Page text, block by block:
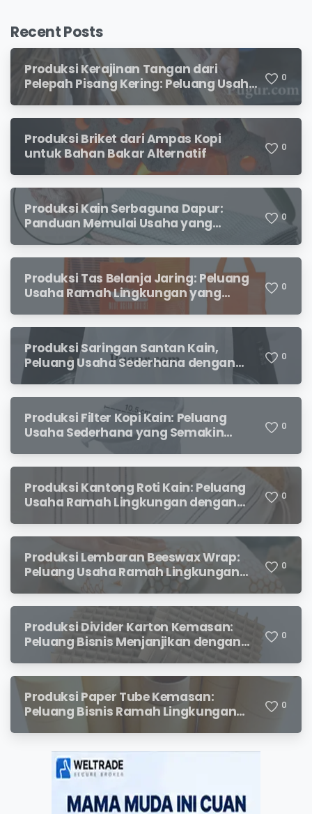
Recent Posts
Produksi Kerajinan Tangan dari
Pelepah Pisang Kering: Peluang Usaha
Kreatif Bernilai Jual
0
Produksi Briket dari Ampas Kopi
untuk Bahan Bakar Alternatif
0
Produksi Kain Serbaguna Dapur:
Panduan Memulai Usaha yang
Menjanjikan untuk Pebisnis Pemula
0
Produksi Tas Belanja Jaring: Peluang
Usaha Ramah Lingkungan yang
0
Produksi Saringan Santan Kain,
Peluang Usaha Sederhana dengan
Permintaan yang Terus Meningkat
0
Produksi Filter Kopi Kain: Peluang
Usaha Sederhana yang Semakin
Diminati Pecinta Kopi
0
Produksi Kantong Roti Kain: Peluang
Usaha Ramah Lingkungan dengan
0
Produksi Lembaran Beeswax Wrap:
Peluang Usaha Ramah Lingkungan
yang Menjanjikan
0
Produksi Divider Karton Kemasan:
Peluang Bisnis Menjanjikan dengan
Permintaan yang Terus Meningkat
0
Produksi Paper Tube Kemasan:
Peluang Bisnis Ramah Lingkungan
0